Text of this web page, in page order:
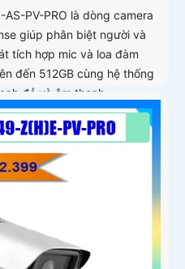
PV-PRO là dòng camera
giúp phân biệt người và
tích hợp mic và loa đàm
đến 512GB cùng hệ thống
đỏ và âm thanh